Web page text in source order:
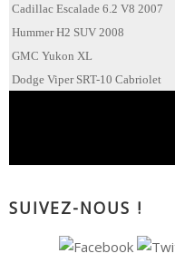
Cadillac Escalade 6.2 V8 2007
Hummer H2 SUV 2008
GMC Yukon XL
Dodge Viper SRT-10 Cabriolet
SUIVEZ-NOUS !